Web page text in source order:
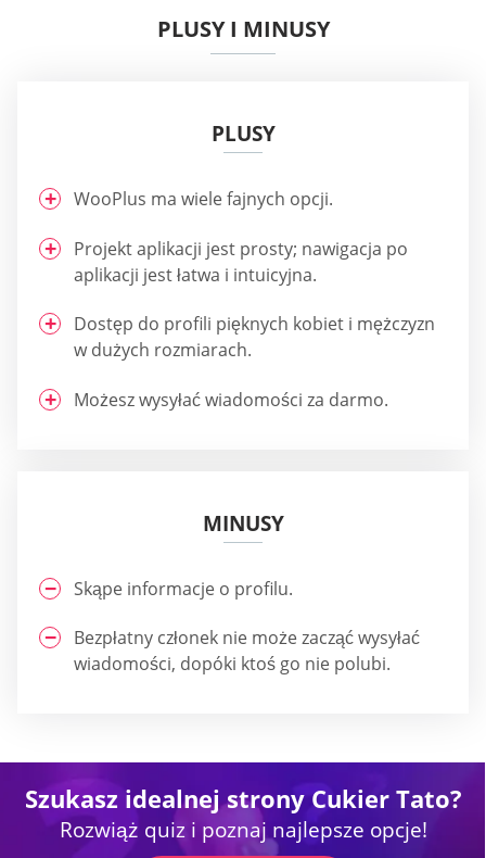
PLUSY I MINUSY
PLUSY
WooPlus ma wiele fajnych opcji.
Projekt aplikacji jest prosty; nawigacja po
aplikacji jest łatwa i intuicyjna.
Dostęp do profili pięknych kobiet i mężczyzn
w dużych rozmiarach.
Możesz wysyłać wiadomości za darmo.
MINUSY
Skąpe informacje o profilu.
Bezpłatny członek nie może zacząć wysyłać
wiadomości, dopóki ktoś go nie polubi.
Szukasz idealnej strony Cukier Tato?
Rozwiąż quiz i poznaj najlepsze opcje!